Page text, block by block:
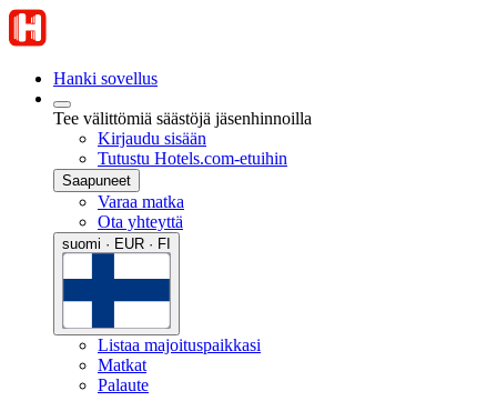
Hanki sovellus
Tee välittömiä säästöjä jäsenhinnoilla
Kirjaudu sisään
Tutustu Hotels.com-etuihin
Saapuneet
Varaa matka
Ota yhteyttä
suomi · EUR · FI
Listaa majoituspaikkasi
Matkat
Palaute